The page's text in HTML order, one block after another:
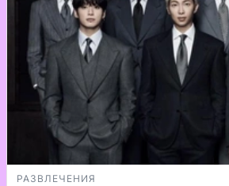
РАЗВЛЕЧЕНИЯ